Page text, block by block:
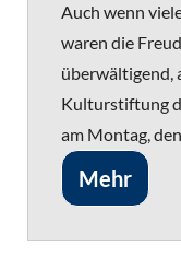
Auch wenn
waren die
überwältigend,
Kulturstiftung
am Montag, den
Mehr